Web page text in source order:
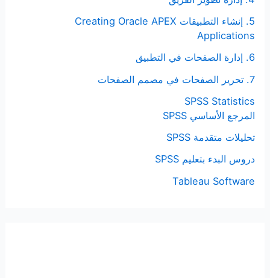
5. إنشاء التطبيقات Creating Oracle APEX
Applications
6. إدارة الصفحات في التطبيق
7. تحرير الصفحات في مصمم الصفحات
SPSS Statistics
المرجع الأساسي SPSS
تحليلات متقدمة SPSS
دروس البدء بتعليم SPSS
Tableau Software